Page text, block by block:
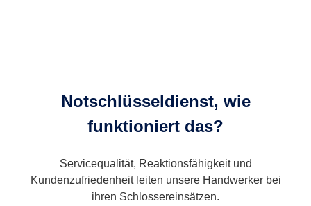
Notschlüsseldienst, wie
funktioniert das?
Servicequalität, Reaktionsfähigkeit und
Kundenzufriedenheit leiten unsere Handwerker bei
ihren Schlossereinsätzen.